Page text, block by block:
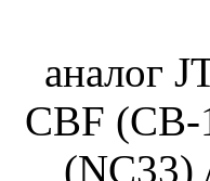
аналог
CBF
(NC33)